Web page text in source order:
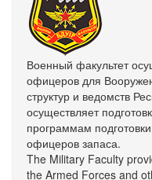
Военный факультет
офицеров для
структур и ведомств
осуществляет
программам
офицеров запаса.
The Military Faculty
the Armed Forces and